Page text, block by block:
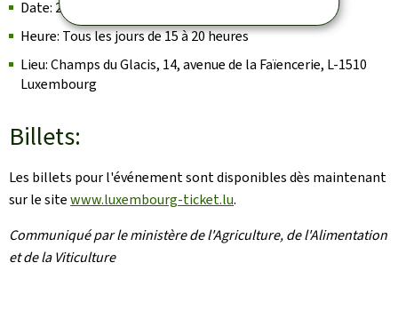
Date: 28-30 novembre 2025
Heure: Tous les jours de 15 à 20 heures
Lieu: Champs du Glacis, 14, avenue de la Faïencerie, L-1510
Luxembourg
Billets:
Les billets pour l'événement sont disponibles dès maintenant
sur le sitewww.luxembourg-ticket.lu.
Communiqué par le ministère de l'Agriculture, de l'Alimentation
et de la Viticulture